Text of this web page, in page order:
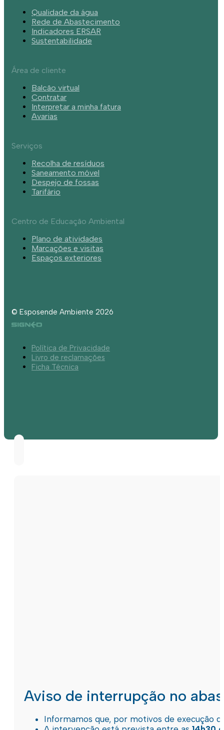
Qualidade da água
Rede de Abastecimento
Indicadores ERSAR
Sustentabilidade
Área de cliente
Balcão virtual
Contratar
Interpretar a minha fatura
Avarias
Serviços
Recolha de resíduos
Saneamento móvel
Despejo de fossas
Tarifário
Centro de Educação Ambiental
Plano de atividades
Marcações e visitas
Espaços exteriores
© Esposende Ambiente 2026
Política de Privacidade
Livro de reclamações
Ficha Técnica
Aviso de interrupção no
Informamos que, por motivos de execução